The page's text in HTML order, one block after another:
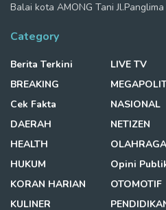
Balai kota AMONG Tani
Category
Berita Terkini
BREAKING
Cek Fakta
DAERAH
HEALTH
HUKUM
KORAN HARIAN
KULINER
LIVE TV
NASIONAL
NETIZEN
OLAHRAGA
Opini
OTOMOTIF